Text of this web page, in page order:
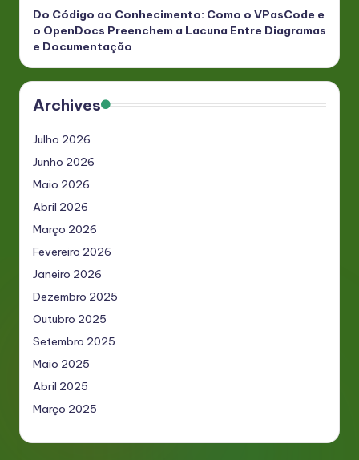
Do Código ao Conhecimento: Como o VPasCode e
o OpenDocs Preenchem a Lacuna Entre Diagramas
e Documentação
Archives
Julho 2026
Junho 2026
Maio 2026
Abril 2026
Março 2026
Fevereiro 2026
Janeiro 2026
Dezembro 2025
Outubro 2025
Setembro 2025
Maio 2025
Abril 2025
Março 2025